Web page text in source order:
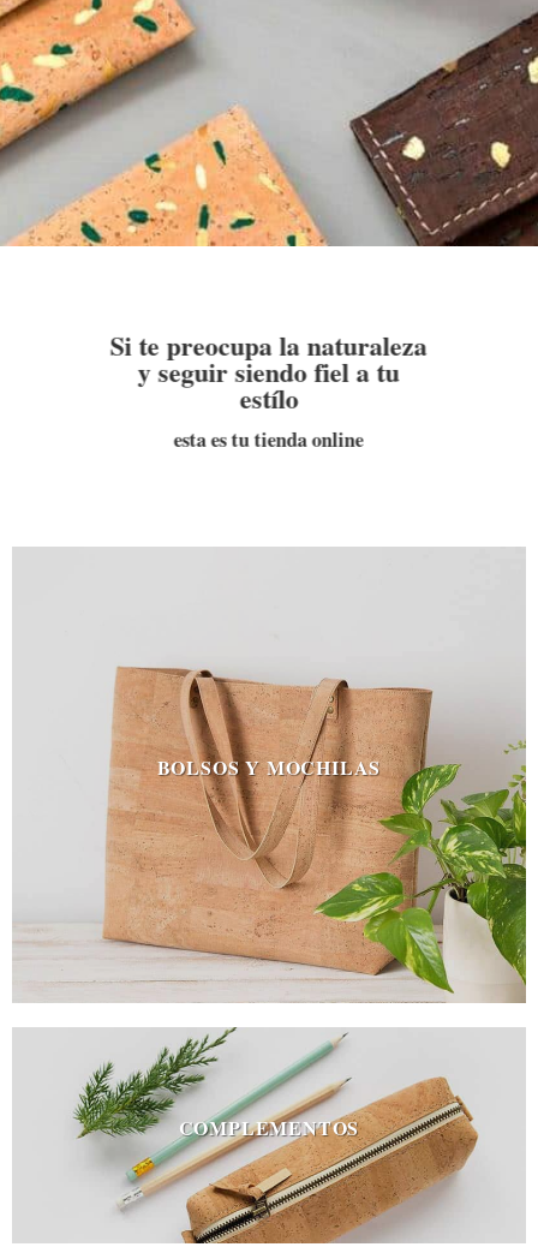
Si te preocupa la naturaleza
y seguir siendo fiel a tu
estílo
esta es tu tienda online
BOLSOS Y MOCHILAS
COMPLEMENTOS